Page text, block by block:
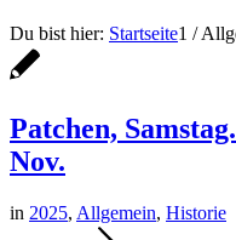
Du bist hier: Startseite1 /
Patchen,
Nov.
in 2025, Allgemein, Historie